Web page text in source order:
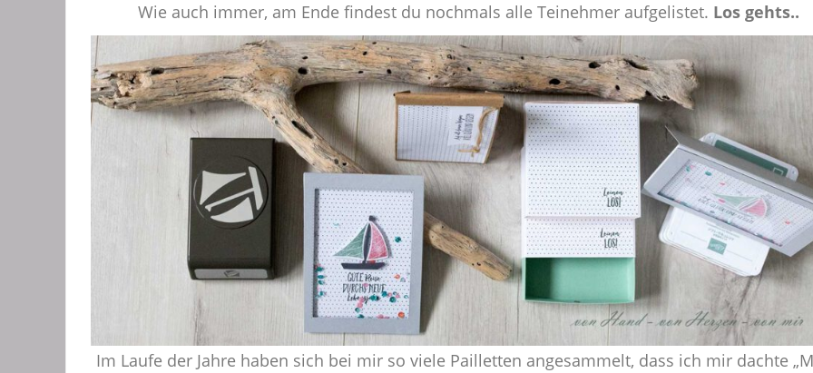
Wie auch immer, am Ende findest du nochmals alle Teinehmer aufgelistet. Los gehts..
Im Laufe der Jahre haben sich bei mir so viele Pailletten angesammelt, dass ich mir dachte